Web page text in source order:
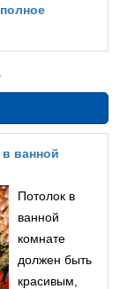
ванной
Потолок в
ванной
комнате
должен быть
красивым,